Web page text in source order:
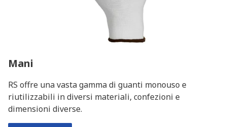
Mani
RS offre una vasta gamma di guanti monouso e
riutilizzabili in diversi materiali, confezioni e
dimensioni diverse.